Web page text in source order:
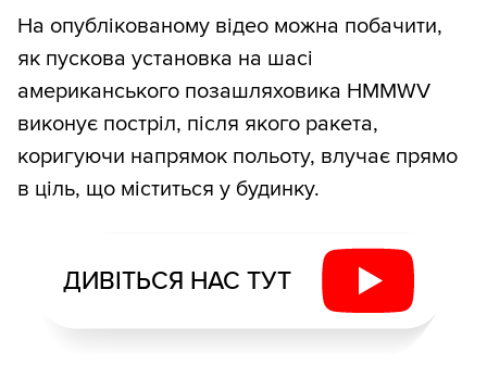
На опублікованому відео можна побачити,
як пускова установка на шасі
американського позашляховика HMMWV
виконує постріл, після якого ракета,
коригуючи напрямок польоту, влучає прямо
в ціль, що міститься у будинку.
ДИВІТЬСЯ НАС ТУТ